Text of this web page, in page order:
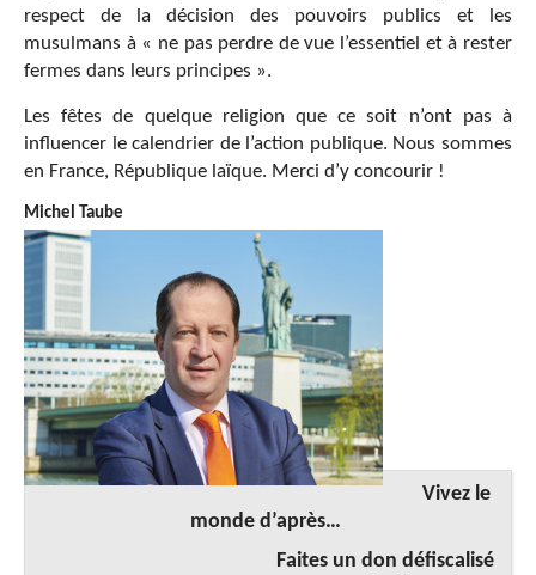
respect de la décision des pouvoirs publics et les
musulmans à « ne pas perdre de vue l’essentiel et à rester
fermes dans leurs principes ».
Les fêtes de quelque religion que ce soit n’ont pas à
influencer le calendrier de l’action publique. Nous sommes
en France, République laïque. Merci d’y concourir !
Michel Taube
Vivez le
monde d’après…
Faites un don défiscalisé